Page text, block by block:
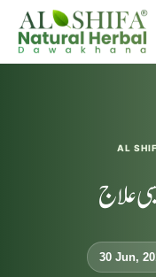
AL
علاج
30 Jun,